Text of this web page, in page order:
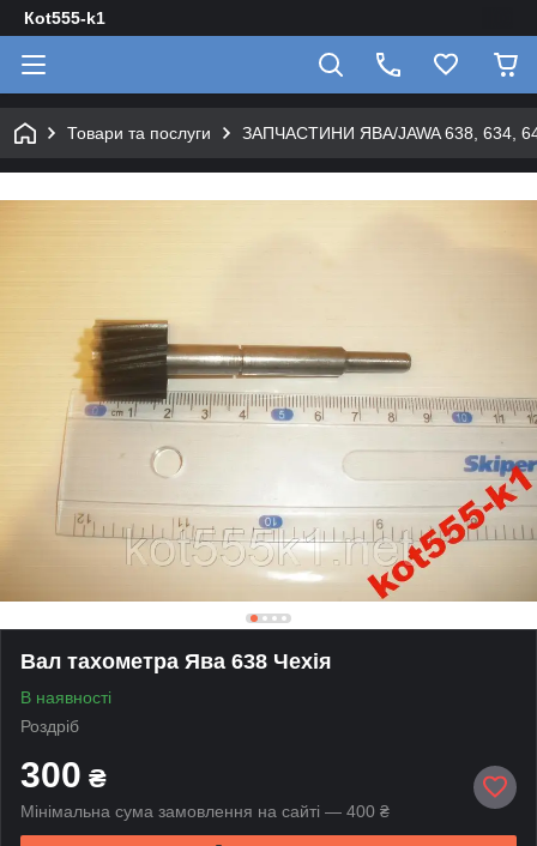
Кot555-k1
Товари та послуги ЗАПЧАСТИНИ ЯВА/JAWA 638, 634,
Вал тахометра Ява 638 Чехія
В наявності
Роздріб
300 ₴
Мінімальна сума замовлення на сайті — 400 ₴